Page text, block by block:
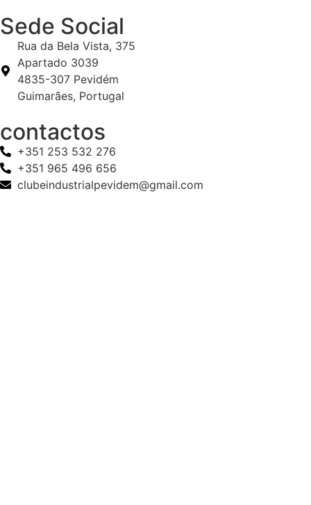
Sede Social
Rua da Bela Vista, 375
Apartado 3039
4835-307 Pevidém
Guimarães, Portugal
contactos
+351 253 532 276
+351 965 496 656
clubeindustrialpevidem@gmail.com